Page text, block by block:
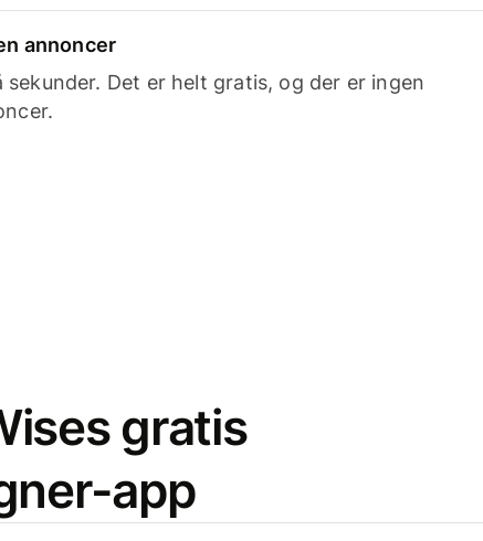
annoncer
sekunder. Det er helt gratis, og der er ingen
gratis
app